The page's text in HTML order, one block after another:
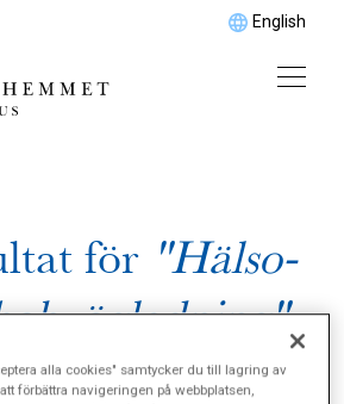
English
för "Hälso-
alla cookies" samtycker du till lagring av
förbättra navigeringen på webbplatsen,